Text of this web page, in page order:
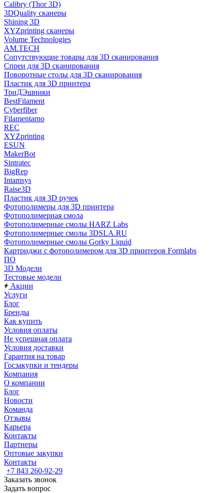
Calibry (Thor 3D)
3DQuality сканеры
Shining 3D
XYZprinting сканеры
Volume Technologies
AM.TECH
Сопутствующие товары для 3D сканирования
Спреи для 3D сканирования
Поворотные столы для 3D сканирования
Пластик для 3D принтера
ТриДЭшники
BestFilament
Cyberfiber
Filamentarno
REC
XYZprinting
ESUN
MakerBot
Sintratec
BigRep
Intamsys
Raise3D
Пластик для 3D ручек
Фотополимеры для 3D принтера
Фотополимерная смола
Фотополимерные смолы HARZ Labs
Фотополимерные смолы 3DSLA.RU
Фотополимерные смолы Gorky Liquid
Картриджи с фотополимером для 3D принтеров Formlabs
ПО
3D Модели
Тестовые модели
Акции
Услуги
Блог
Бренды
Как купить
Условия оплаты
Не успешная оплата
Условия доставки
Гарантия на товар
Госзакупки и тендеры
Компания
О компании
Блог
Новости
Команда
Отзывы
Карьера
Контакты
Партнеры
Оптовые закупки
Контакты
+7 843 260-92-29
Заказать звонок
Задать вопрос